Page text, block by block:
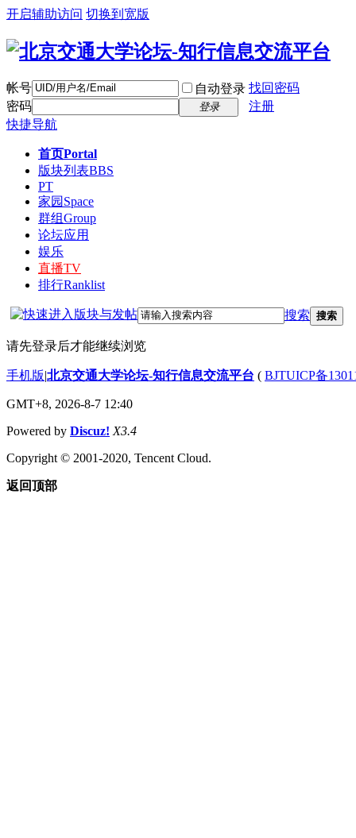
开启辅助访问 切换到宽版
帐号 自动登录 找回密码
密码
登录
注册
快捷导航
首页Portal
版块列表BBS
PT
家园 Space
群组Group
论坛应用
娱乐
直播TV
排行Ranklist
搜索 搜索
请先登录后才能继续浏览
手机版|北京交通大学论坛-知行信息交流平台 ( BJTUICP备
GMT+8, 2026-8-7 12:40
Powered by Discuz! X3.4
Copyright © 2001-2020, Tencent Cloud.
返回顶部